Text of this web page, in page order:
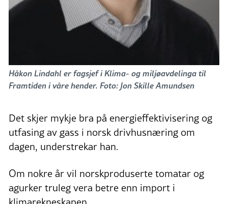
Håkon Lindahl er fagsjef i Klima- og miljøavdelinga til
Framtiden i våre hender. Foto: Jon Skille Amundsen
Det skjer mykje bra på energieffektivisering og
utfasing av gass i norsk drivhusnæring om
dagen, understrekar han.
Om nokre år vil norskproduserte tomatar og
agurker truleg vera betre enn import i